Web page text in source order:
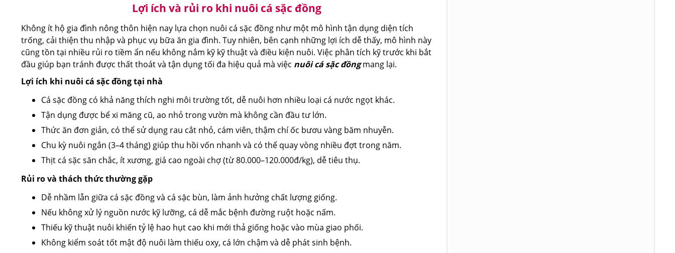
Lợi ích và rủi ro khi nuôi cá sặc đồng
Không ít hộ gia đình nông thôn hiện nay lựa chọn nuôi cá sặc đồng như một mô hình tận dụng diện tích
trống, cải thiện thu nhập và phục vụ bữa ăn gia đình. Tuy nhiên, bên cạnh những lợi ích dễ thấy, mô hình này
cũng tồn tại nhiều rủi ro tiềm ẩn nếu không nắm kỹ kỹ thuật và điều kiện nuôi. Việc phân tích kỹ trước khi bắt
đầu giúp bạn tránh được thất thoát và tận dụng tối đa hiệu quả mà việc nuôi cá sặc đồngmang lại.
Lợi ích khi nuôi cá sặc đồng tại nhà
Cá sặc đồng có khả năng thích nghi môi trường tốt, dễ nuôi hơn nhiều loại cá nước ngọt khác.
Tận dụng được bể xi măng cũ, ao nhỏ trong vườn mà không cần đầu tư lớn.
Thức ăn đơn giản, có thể sử dụng rau cắt nhỏ, cám viên, thậm chí ốc bươu vàng băm nhuyễn.
Chu kỳ nuôi ngắn (3–4 tháng) giúp thu hồi vốn nhanh và có thể quay vòng nhiều đợt trong năm.
Thịt cá sặc săn chắc, ít xương, giá cao ngoài chợ (từ 80.000–120.000đ/kg), dễ tiêu thụ.
Rủi ro và thách thức thường gặp
Dễ nhầm lẫn giữa cá sặc đồng và cá sặc bùn, làm ảnh hưởng chất lượng giống.
Nếu không xử lý nguồn nước kỹ lưỡng, cá dễ mắc bệnh đường ruột hoặc nấm.
Thiếu kỹ thuật nuôi khiến tỷ lệ hao hụt cao khi mới thả giống hoặc vào mùa giao phối.
Không kiểm soát tốt mật độ nuôi làm thiếu oxy, cá lớn chậm và dễ phát sinh bệnh.